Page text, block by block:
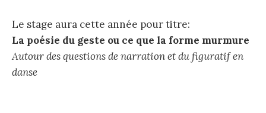
Le stage aura cette année pour titre:
La poésie du geste ou ce que la forme murmure
Autour des questions de narration et du figuratif en
danse